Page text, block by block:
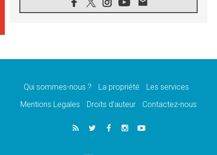
07.08.2026
Hiroshima et Nagasaki, 81 ans après,
pour relever les «défis urgents»
À Sainte-Marie-Majeure, la grâce de Dieu
06.08.2026
Léon XIV aux jeunes d'Assise: «l'Europe et
Qui sommes-nous ? La propriété
Les services
Mentions Legales
Droits d’auteur Contactez-nous